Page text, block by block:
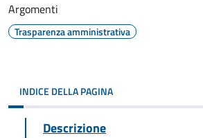
Argomenti
Trasparenza amministrativa
INDICE DELLA PAGINA
Descrizione